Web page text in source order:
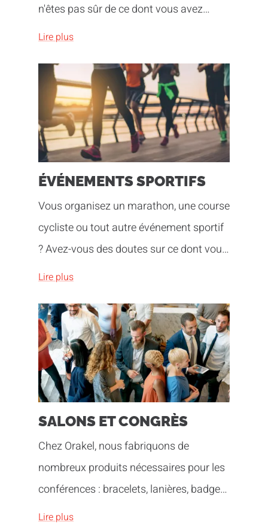
n'êtes pas sûr de ce dont vous avez
besoin pour que votre événement se
inspirer par nos années d'expérience !
Lire plus
ÉVÉNEMENTS SPORTIFS
Vous organisez un marathon, une course
cycliste ou tout autre événement sportif
? Avez-vous des doutes sur ce dont vous
avez besoin pour que votre événement
par nos années d'expérience !
Lire plus
SALONS ET CONGRÈS
Chez Orakel, nous fabriquons de
nombreux produits nécessaires pour les
conférences : bracelets, lanières, badges,
cavaliers de table, ... Êtes-vous un peu
Lire plus